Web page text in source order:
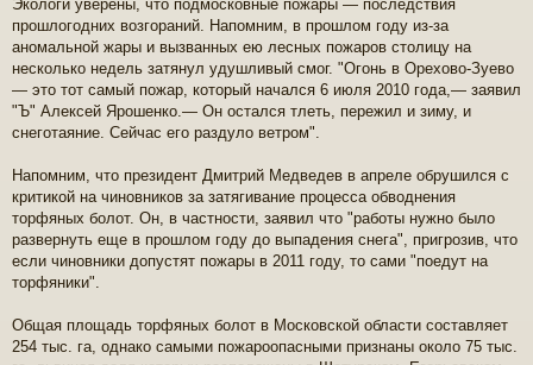
Экологи уверены, что подмосковные пожары — последствия
прошлогодних возгораний. Напомним, в прошлом году из-за
аномальной жары и вызванных ею лесных пожаров столицу на
несколько недель затянул удушливый смог. "Огонь в Орехово-Зуево
— это тот самый пожар, который начался 6 июля 2010 года,— заявил
"Ъ" Алексей Ярошенко.— Он остался тлеть, пережил и зиму, и
снеготаяние. Сейчас его раздуло ветром".
Напомним, что президент Дмитрий Медведев в апреле обрушился с
критикой на чиновников за затягивание процесса обводнения
торфяных болот. Он, в частности, заявил что "работы нужно было
развернуть еще в прошлом году до выпадения снега", пригрозив, что
если чиновники допустят пожары в 2011 году, то сами "поедут на
торфяники".
Общая площадь торфяных болот в Московской области составляет
254 тыс. га, однако самыми пожароопасными признаны около 75 тыс.